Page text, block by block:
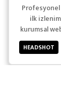
ilk
kurumsal
ve sosyal
HEADSHOT